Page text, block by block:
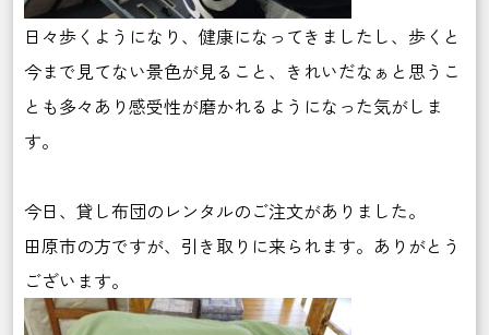
日々歩くようになり、健康になってきましたし、歩くと
今まで見てない景色が見ること、きれいだなぁと思うこ
とも多々あり感受性が磨かれるようになった気がしま
す。
今日、貸し布団のレンタルのご注文がありました。
田原市の方ですが、引き取りに来られます。ありがとう
ございます。